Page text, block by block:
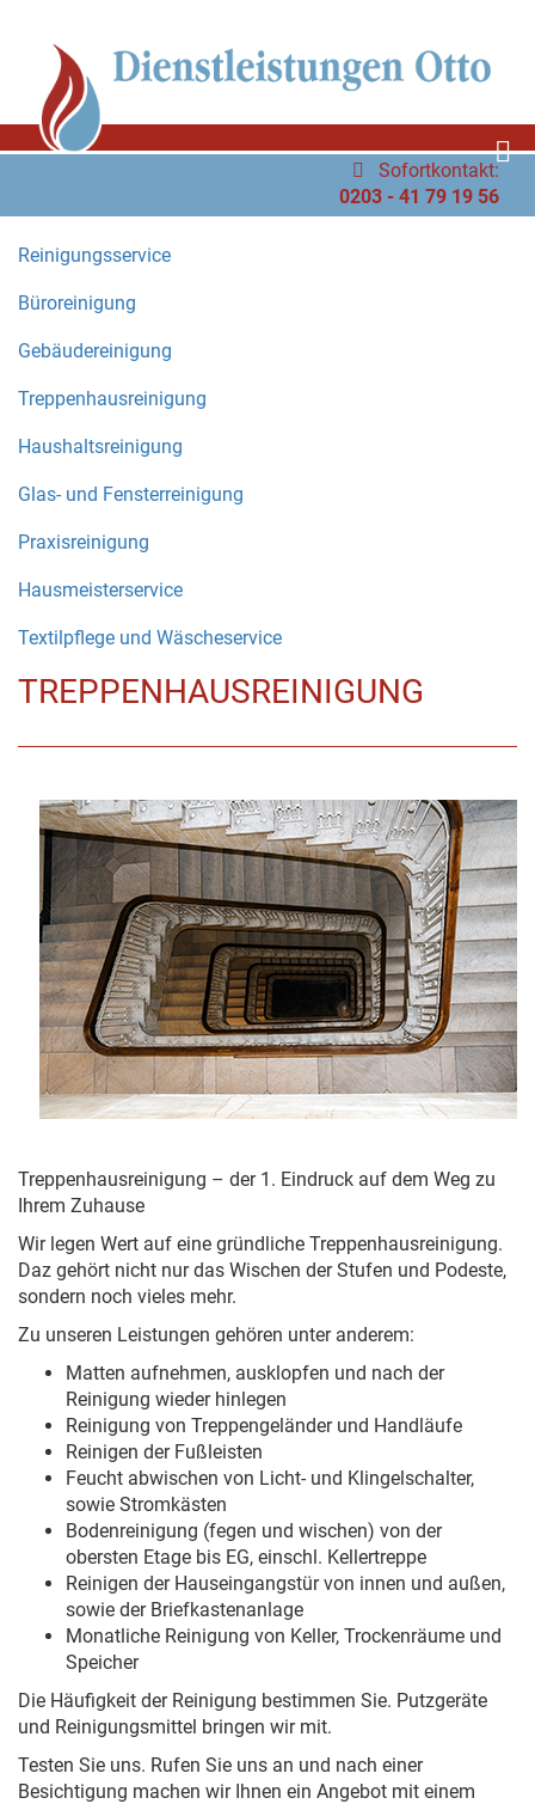
Sofortkontakt:
0203 - 41 79 19 56
Reinigungsservice
Büroreinigung
Gebäudereinigung
Treppenhausreinigung
Haushaltsreinigung
Glas- und Fensterreinigung
Praxisreinigung
Hausmeisterservice
Textilpflege und Wäscheservice
TREPPENHAUSREINIGUNG
Treppenhausreinigung – der 1. Eindruck auf dem Weg zu
Ihrem Zuhause
Wir legen Wert auf eine gründliche Treppenhausreinigung.
Daz gehört nicht nur das Wischen der Stufen und Podeste,
sondern noch vieles mehr.
Zu unseren Leistungen gehören unter anderem:
Matten aufnehmen, ausklopfen und nach der
Reinigung wieder hinlegen
Reinigung von Treppengeländer und Handläufe
Reinigen der Fußleisten
Feucht abwischen von Licht- und Klingelschalter,
sowie Stromkästen
Bodenreinigung (fegen und wischen) von der
obersten Etage bis EG, einschl. Kellertreppe
Reinigen der Hauseingangstür von innen und außen,
sowie der Briefkastenanlage
Monatliche Reinigung von Keller, Trockenräume und
Speicher
Die Häufigkeit der Reinigung bestimmen Sie. Putzgeräte
und Reinigungsmittel bringen wir mit.
Testen Sie uns. Rufen Sie uns an und nach einer
Besichtigung machen wir Ihnen ein Angebot mit einem